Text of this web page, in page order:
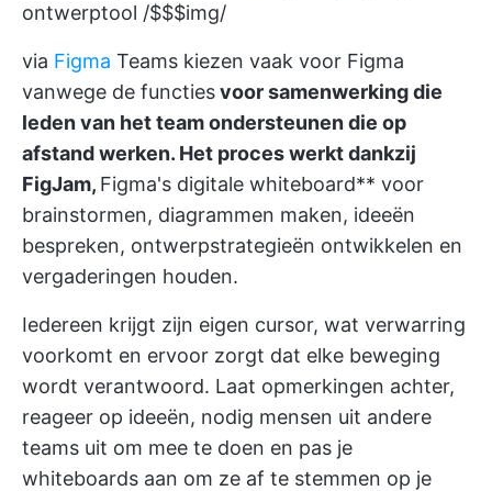
ontwerptool /$$$img/
via Figma Teams kiezen vaak voor Figma
vanwege de functiesvoor samenwerking die
leden van het team ondersteunen die op
afstand werken. Het proces werkt dankzij
FigJam, Figma's digitale whiteboard** voor
brainstormen, diagrammen maken, ideeën
bespreken, ontwerpstrategieën ontwikkelen en
vergaderingen houden.
Iedereen krijgt zijn eigen cursor, wat verwarring
voorkomt en ervoor zorgt dat elke beweging
wordt verantwoord. Laat opmerkingen achter,
reageer op ideeën, nodig mensen uit andere
teams uit om mee te doen en pas je
whiteboards aan om ze af te stemmen op je